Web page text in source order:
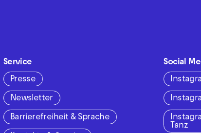
Service
Presse
Newsletter
Barrierefreiheit & Sprache
Social
Tanz